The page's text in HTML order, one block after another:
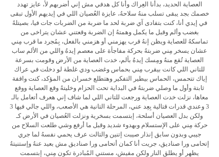
العصاية الحديد، بدأنا العِراك وأنا كل هدفي مش إني أضربهم لأ، عايز تهدد
خصمك بجد يبقى تسلب منهُ سلاحهُ، عايزة العُصيان اللي في إيديهم الأول تبقى
في إيدي أنا، كنت بتفادى آي ضربة لحد ما ضربة من الضربات جات فيا، بصيتلهُ
بغضب وألم وقبل ما يكمل وهمتهُ إن الضربة وقعتني عشان يتراخى من
تماسكهُ للعصاية ويظن إنهُ قرب يهزمني أو هزمني بالفعل، بِمُجرد ما قرب مِني
عشان يسخر مِني ضربتهُ بحركة مفاجأة على معصم إيدهُ واللي من الألم ساب
العصاية تُقع منهُ ومِسك إيدهُ بألم، خدت العصاية من الأرض وقومت بسرعة
للتاني اللي كانت بيقرب مِني بحماس وغضب ودي غلطة لو دخلت في عراك
إياك تتحمس، الحماس بيطير التفكير وهتطلع خسران من المؤكد، كنت واقفة
ثابتة وأول ما وصلي ضربتهُ في البداية تحت الحزام وخليتهُ وقع العصاية ووقع
معاها، نزلت خدت العصاية ورجعت للتاني اللي لما شاف إني هعرف أتعامل بالـ
3 وعندي قدرات قتالية بِعِد عني، المرحلة التانية هي الأصعب، واللي جالي فيها 3
ولكن بدل العصيان أسلحة، إبتسمت بسخرية ونزلت العُصيان في الأرض كـ
حركة مِني على الإستسلام وبهدوء شديد وقبل ما أرفع وشي طلعت السلاح من
جيبي وبدون سابق إنذار صيبت إتنين والتالت عرف يحمي نفسهُ لما جري
إتحامى ورا صناديق، جريت أنا كمان أتحامى ورا صناديق مش بعيد عنهُ وإستنيتهُ
يظهر أو يطلق النار ولكن مفيش، مستني المُبادرة تكون مِني، إبتسمت